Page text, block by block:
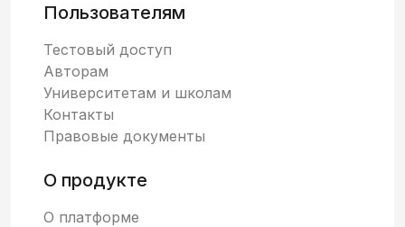
Пользователям
Тестовый доступ
Авторам
Университетам и школам
Контакты
Правовые документы
О продукте
О платформе